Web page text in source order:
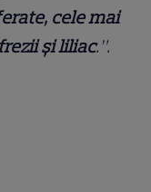
cele mai
și liliac.”.